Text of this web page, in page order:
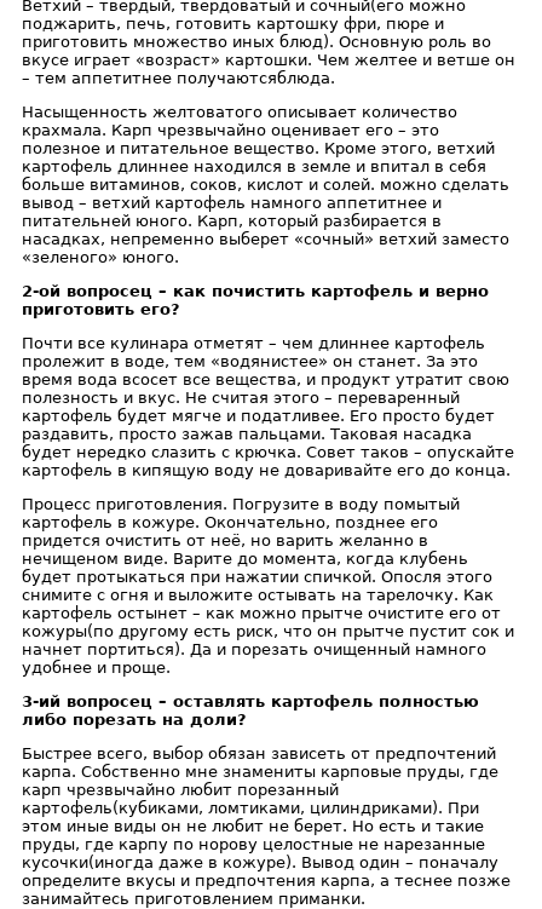
Ветхий – твердый, твердоватый и сочный(его можно
поджарить, печь, готовить картошку фри, пюре и
приготовить множество иных блюд). Основную роль во
вкусе играет «возраст» картошки. Чем желтее и ветше он
– тем аппетитнее получаютсяблюда.
Насыщенность желтоватого описывает количество
крахмала. Карп чрезвычайно оценивает его – это
полезное и питательное вещество. Кроме этого, ветхий
картофель длиннее находился в земле и впитал в себя
больше витаминов, соков, кислот и солей. можно сделать
вывод – ветхий картофель намного аппетитнее и
питательней юного. Карп, который разбирается в
насадках, непременно выберет «сочный» ветхий заместо
«зеленого» юного.
2-ой вопросец – как почистить картофель и верно
приготовить его?
Почти все кулинара отметят – чем длиннее картофель
пролежит в воде, тем «водянистее» он станет. За это
время вода всосет все вещества, и продукт утратит свою
полезность и вкус. Не считая этого – переваренный
картофель будет мягче и податливее. Его просто будет
раздавить, просто зажав пальцами. Таковая насадка
будет нередко слазить с крючка. Совет таков – опускайте
картофель в кипящую воду не доваривайте его до конца.
Процесс приготовления. Погрузите в воду помытый
картофель в кожуре. Окончательно, позднее его
придется очистить от неё, но варить желанно в
нечищеном виде. Варите до момента, когда клубень
будет протыкаться при нажатии спичкой. Опосля этого
снимите с огня и выложите остывать на тарелочку. Как
картофель остынет – как можно прытче очистите его от
кожуры(по другому есть риск, что он прытче пустит сок и
начнет портиться). Да и порезать очищенный намного
удобнее и проще.
3-ий вопросец – оставлять картофель полностью
либо порезать на доли?
Быстрее всего, выбор обязан зависеть от предпочтений
карпа. Собственно мне знамениты карповые пруды, где
карп чрезвычайно любит порезанный
картофель(кубиками, ломтиками, цилиндриками). При
этом иные виды он не любит не берет. Но есть и такие
пруды, где карпу по норову целостные не нарезанные
кусочки(иногда даже в кожуре). Вывод один – поначалу
определите вкусы и предпочтения карпа, а теснее позже
занимайтесь приготовлением приманки.